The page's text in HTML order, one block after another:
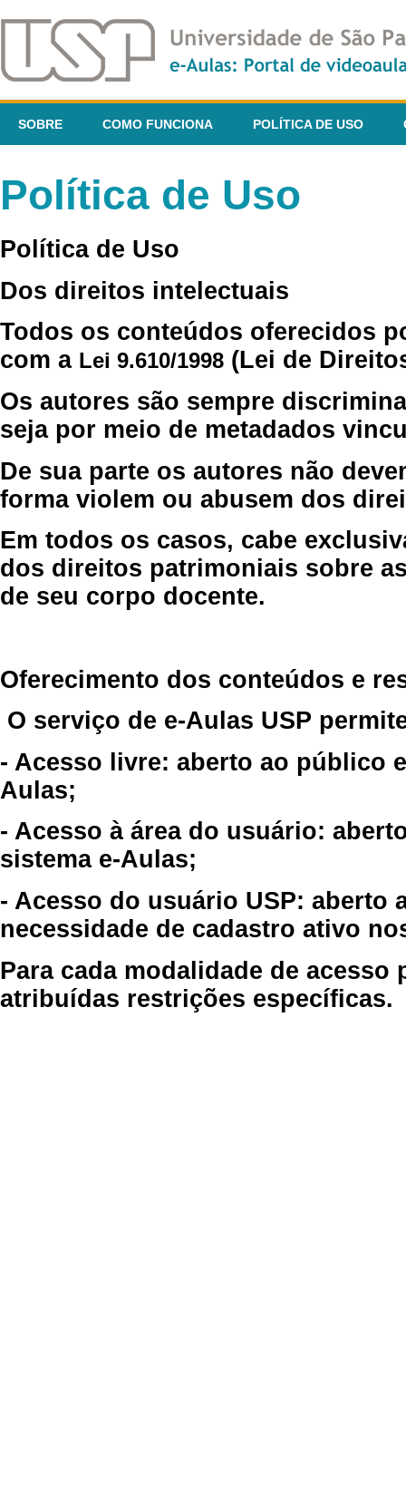
SOBRE COMO FUNCIONA POLÍTICA DE USO
Política de Uso
Política de Uso
Dos direitos intelectuais
Todos os conteúdos oferecidos
com a Lei 9.610/1998 (Lei de
Os autores são sempre
seja por meio de metadados
De sua parte os autores não
forma violem ou abusem dos
Em todos os casos, cabe
dos direitos patrimoniais sobre
de seu corpo docente.
Oferecimento dos conteúdos e
O serviço de e-Aulas USP
- Acesso livre: aberto ao público
Aulas;
- Acesso à área do usuário:
sistema e-Aulas;
- Acesso do usuário USP: aberto
necessidade de cadastro ativo
Para cada modalidade de
atribuídas restrições específicas.